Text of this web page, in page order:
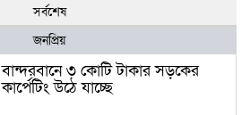
সর্বশেষ
জনপ্রিয়
বান্দরবানে ৩ কোটি টাকার সড়কের
কার্পেটিং উঠে যাচ্ছে